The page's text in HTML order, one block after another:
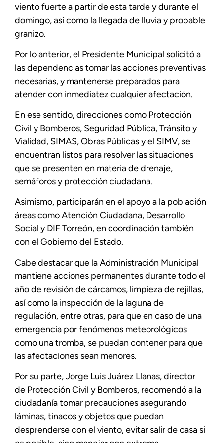
viento fuerte a partir de esta tarde y durante el
domingo, así como la llegada de lluvia y probable
granizo.
Por lo anterior, el Presidente Municipal solicitó a
las dependencias tomar las acciones preventivas
necesarias, y mantenerse preparados para
atender con inmediatez cualquier afectación.
En ese sentido, direcciones como Protección
Civil y Bomberos, Seguridad Pública, Tránsito y
Vialidad, SIMAS, Obras Públicas y el SIMV, se
encuentran listos para resolver las situaciones
que se presenten en materia de drenaje,
semáforos y protección ciudadana.
Asimismo, participarán en el apoyo a la población
áreas como Atención Ciudadana, Desarrollo
Social y DIF Torreón, en coordinación también
con el Gobierno del Estado.
Cabe destacar que la Administración Municipal
mantiene acciones permanentes durante todo el
año de revisión de cárcamos, limpieza de rejillas,
así como la inspección de la laguna de
regulación, entre otras, para que en caso de una
emergencia por fenómenos meteorológicos
como una tromba, se puedan contener para que
las afectaciones sean menores.
Por su parte, Jorge Luis Juárez Llanas, director
de Protección Civil y Bomberos, recomendó a la
ciudadanía tomar precauciones asegurando
láminas, tinacos y objetos que puedan
desprenderse con el viento, evitar salir de casa si